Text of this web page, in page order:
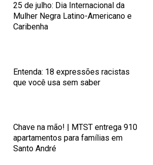
25 de julho: Dia Internacional da
Mulher Negra Latino-Americano e
Caribenha
Entenda: 18 expressões racistas
que você usa sem saber
Chave na mão! | MTST entrega 910
apartamentos para famílias em
Santo André